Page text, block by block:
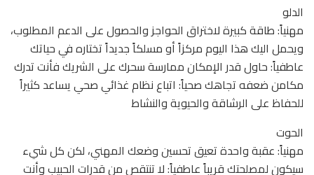
الدلو
مهنياً: طاقة كبيرة لاختراق الحواجز والحصول على الدعم المطلوب،
ويحمل اليك هذا اليوم مركزاً أو مسلكاً جديداً تختاره في حياتك
عاطفياً: حاول قدر الإمكان ممارسة سحرك على الشريك فأنت تدرك
مكامن ضعفه تجاهك صحياً: اتباع نظام غذائي صحي يساعد كثيراً
للحفاظ على الرشاقة والحيوية والنشاط
الحوت
مهنياً: عقبة واحدة تعيق تحسين وضعك المهني، لكن كل شيء
سيكون لمصلحتك قريباً عاطفياً: لا تنتقص من قدرات الحبيب وأنت